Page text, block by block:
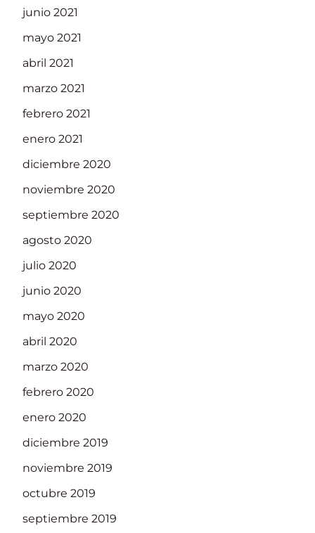
junio 2021
mayo 2021
abril 2021
marzo 2021
febrero 2021
enero 2021
diciembre 2020
noviembre 2020
septiembre 2020
agosto 2020
julio 2020
junio 2020
mayo 2020
abril 2020
marzo 2020
febrero 2020
enero 2020
diciembre 2019
noviembre 2019
octubre 2019
septiembre 2019